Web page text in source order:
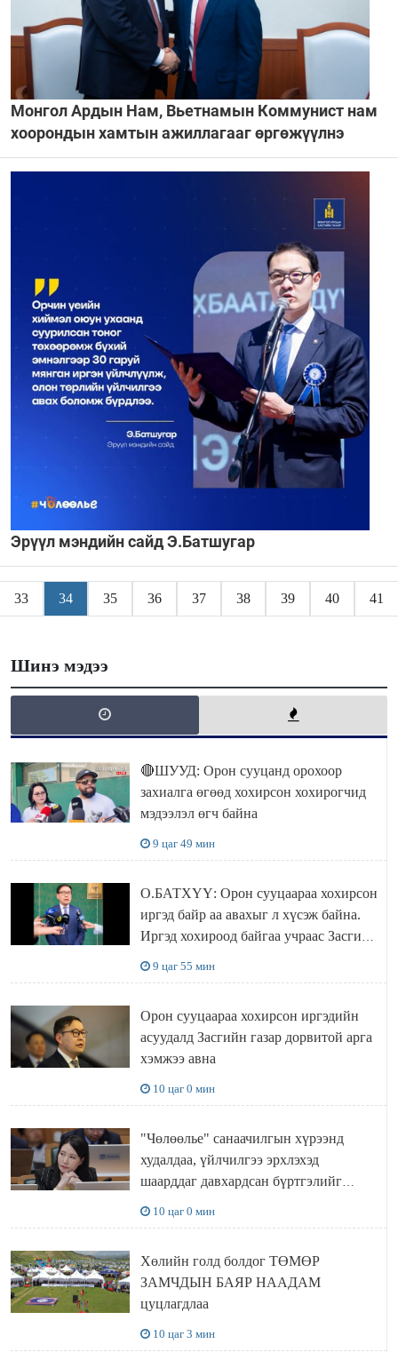
Монгол Ардын Нам, Вьетнамын Коммунист нам
хоорондын хамтын ажиллагааг өргөжүүлнэ
Эрүүл мэндийн сайд Э.Батшугар
33 34 35 36 37 38 39 40 41
Шинэ мэдээ
🔴ШУУД: Орон сууцанд орохоор
захиалга өгөөд хохирсон хохирогчид
мэдээлэл өгч байна
9 цаг 49 мин
О.БАТХҮҮ: Орон сууцаараа хохирсон
иргэд байр аа авахыг л хүсэж байна.
Иргэд хохироод байгаа учраас Засгийн
9 цаг 55 мин
Орон сууцаараа хохирсон иргэдийн
асуудалд Засгийн газар дорвитой арга
хэмжээ авна
10 цаг 0 мин
"Чөлөөлье" санаачилгын хүрээнд
худалдаа, үйлчилгээ эрхлэхэд
шаарддаг давхардсан бүртгэлийг
10 цаг 0 мин
Хөлийн голд болдог ТӨМӨР
ЗАМЧДЫН БАЯР НААДАМ
цуцлагдлаа
10 цаг 3 мин